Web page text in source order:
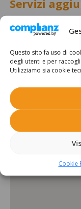
Questo sito fa uso di
degli utenti e per
Utilizziamo sia cookie
Cookie
Servizi
–
Posizione:
Chiavenna Via